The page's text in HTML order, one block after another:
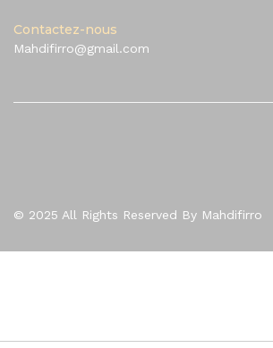
Contactez-nous
Mahdifirro@gmail.com
© 2025 All Rights Reserved By Mahdifirro